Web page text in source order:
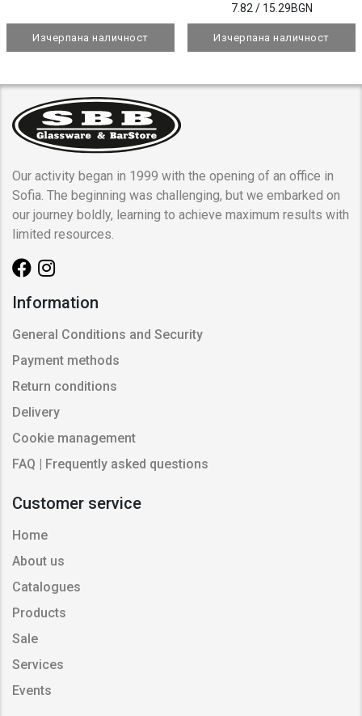
Изчерпана наличност
7.82 / 15.29BGN
Изчерпана наличност
Our activity began in 1999 with the opening of an office in
Sofia. The beginning was challenging, but we embarked on
our journey boldly, learning to achieve maximum results with
limited resources.
Information
General Conditions and Security
Payment methods
Return conditions
Delivery
Cookie management
FAQ | Frequently asked questions
Customer service
Home
About us
Catalogues
Products
Sale
Services
Events